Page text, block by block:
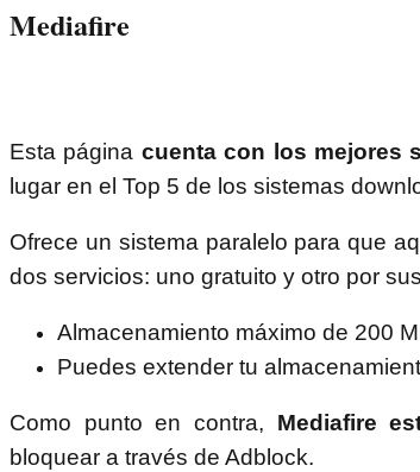
Mediafire
Esta página cuenta con los mejores
lugar en el Top 5 de los sistemas
Ofrece un sistema paralelo para que
dos servicios: uno gratuito y otro por
Almacenamiento máximo de 200
Puedes extender tu
Como punto en contra, Mediafire
bloquear a través de Adblock.